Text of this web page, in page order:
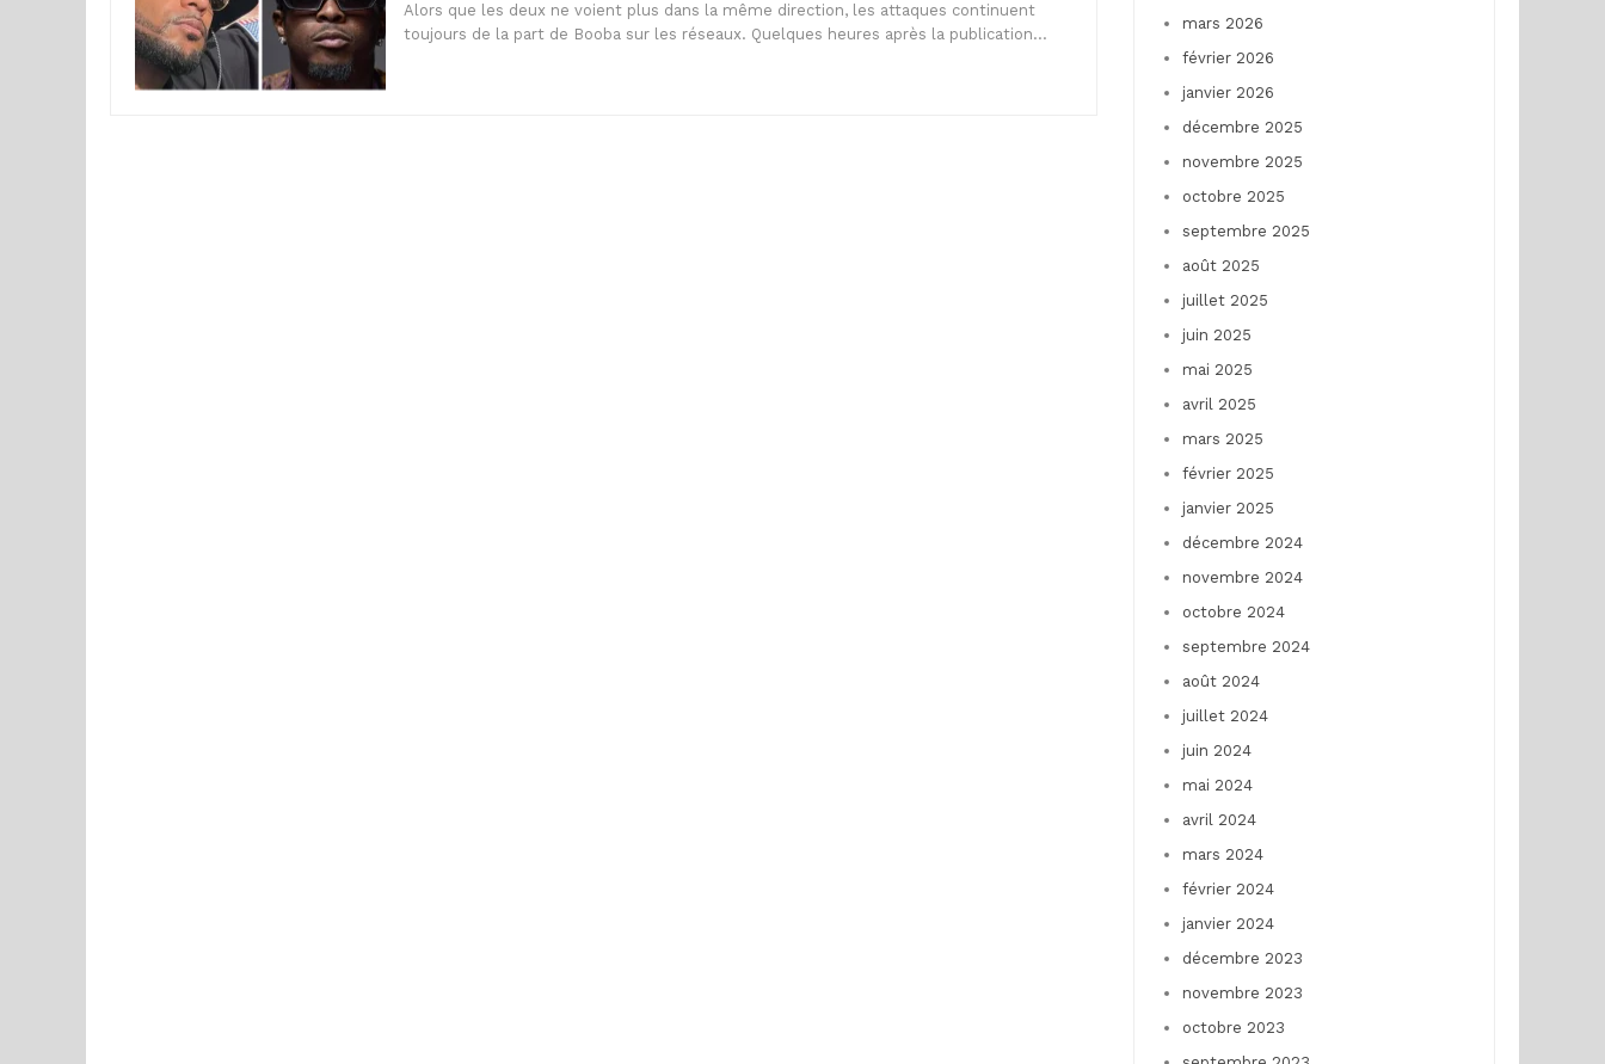
Alors que les deux ne voient plus dans la même direction, les attaques continuent
toujours de la part de Booba sur les réseaux. Quelques heures après la publication…
mars 2026
février 2026
janvier 2026
décembre 2025
novembre 2025
octobre 2025
septembre 2025
août 2025
juillet 2025
juin 2025
mai 2025
avril 2025
mars 2025
février 2025
janvier 2025
décembre 2024
novembre 2024
octobre 2024
septembre 2024
août 2024
juillet 2024
juin 2024
mai 2024
avril 2024
mars 2024
février 2024
janvier 2024
décembre 2023
novembre 2023
octobre 2023